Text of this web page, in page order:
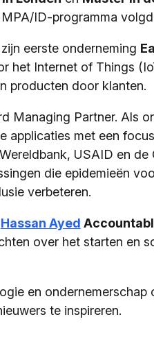
ID-programma
eerste onderneming
het Internet of Things
producten door klanten.
Managing Partner. Als
applicaties met een
USAID en de
die epidemieën
verbeteren.
Hassan Ayed
over het starten en
en ondernemerschap
te inspireren.